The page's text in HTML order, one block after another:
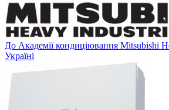
До Академії кондиціювання Mitsubishi
Україні